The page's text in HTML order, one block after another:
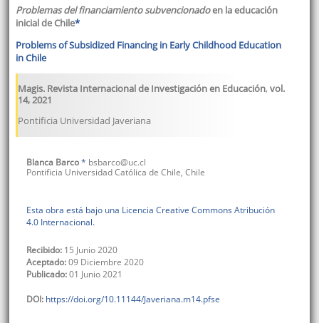
Problemas del financiamiento subvencionadoen la educación
inicial de Chile*
Problems of Subsidized Financing in Early Childhood Education
in Chile
Magis. Revista Internacional de Investigación en Educación,vol.
14,2021
Pontificia Universidad Javeriana
Blanca Barco* bsbarco@uc.cl
Pontificia Universidad Católica de Chile, Chile
Esta obra está bajo una Licencia Creative Commons Atribución
4.0 Internacional.
Recibido:15 Junio 2020
Aceptado:09 Diciembre 2020
Publicado:01 Junio 2021
DOI: https://doi.org/10.11144/Javeriana.m14.pfse